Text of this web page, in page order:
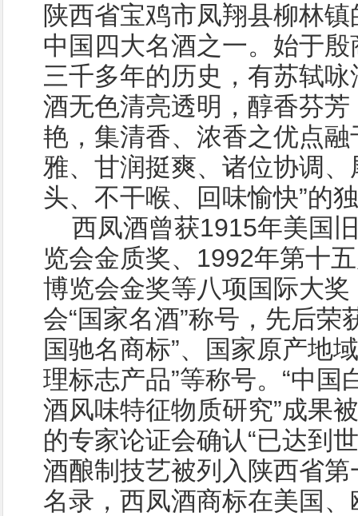
陕西省宝鸡市凤翔县柳林
中国四大名酒之一。始于
三千多年的历史，有苏轼
酒无色清亮透明，醇香芬
艳，集清香、浓香之优点融
雅、甘润挺爽、诸位协调、
头、不干喉、回味愉快”的
西凤酒曾获1915年美国
览会金质奖、1992年第十
博览会金奖等八项国际大
会“国家名酒”称号，先后荣
国驰名商标”、国家原产地
理标志产品”等称号。“中
酒风味特征物质研究”成果
的专家论证会确认“已达到
酒酿制技艺被列入陕西省
名录，西凤酒商标在美国